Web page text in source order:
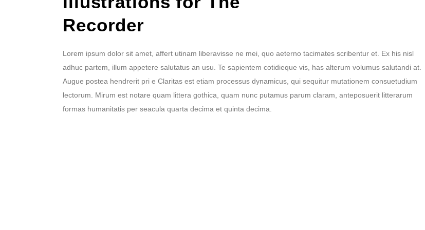
Recorder
Lorem ipsum dolor sit amet, affert utinam liberavisse ne mei, quo aeterno tacimates scribentur et. Ex his nisl
adhuc partem, illum appetere salutatus an usu. Te sapientem cotidieque vis, has alterum volumus salutandi at.
Augue postea hendrerit pri e Claritas est etiam processus dynamicus, qui sequitur mutationem consuetudium
lectorum. Mirum est notare quam littera gothica, quam nunc putamus parum claram, anteposuerit litterarum
formas humanitatis per seacula quarta decima et quinta decima.